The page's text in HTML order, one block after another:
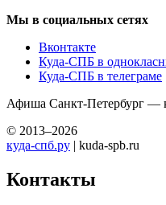
Мы в социальных сетях
Вконтакте
Куда-СПБ в
Куда-СПБ в телеграме
Афиша Санкт-Петербург —
© 2013–2026
куда-спб.ру | kuda-spb.ru
Контакты